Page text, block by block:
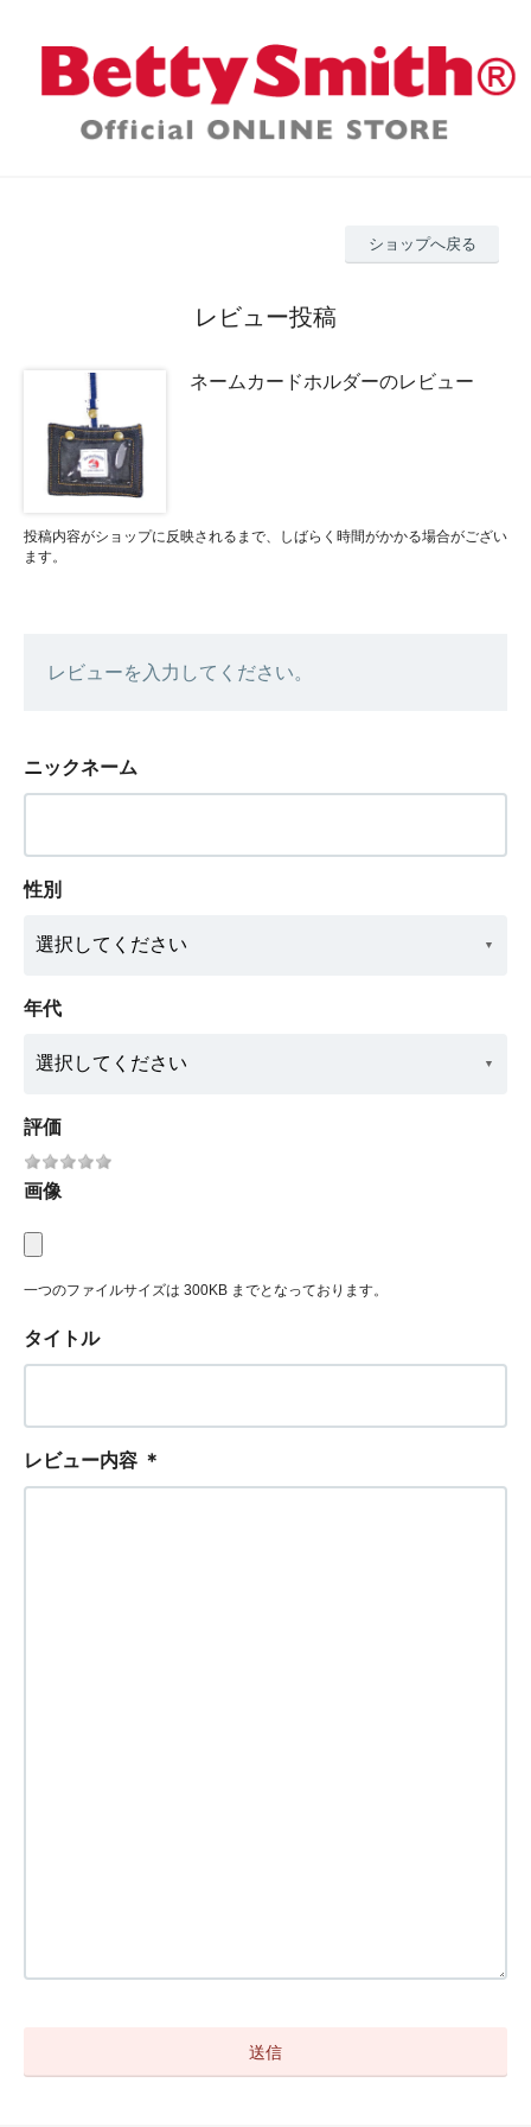
ショップへ戻る
レビュー投稿
ネームカードホルダーのレビュー
投稿内容がショップに反映されるまで、しばらく時間がかかる場合がござい
ます。
レビューを入力してください。
ニックネーム
性別
年代
評価
画像
一つのファイルサイズは 300KB までとなっております。
タイトル
レビュー内容 ＊